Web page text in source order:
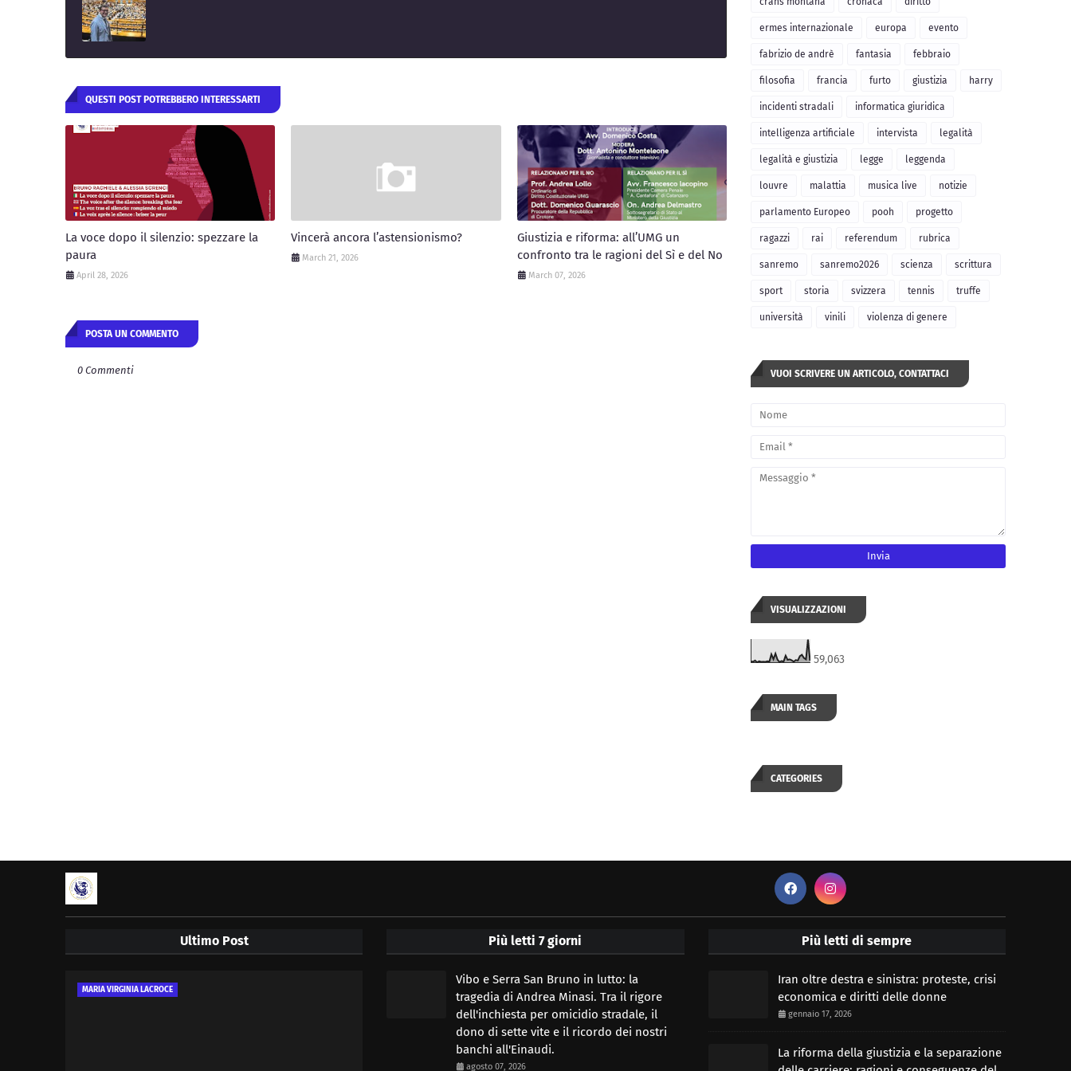
QUESTI POST POTREBBERO INTERESSARTI
La voce dopo il silenzio: spezzare la
paura
April 28, 2026
Vincerà ancora l’astensionismo?
March 21, 2026
Giustizia e riforma: all’UMG un
confronto tra le ragioni del Sì e del No
March 07, 2026
POSTA UN COMMENTO
0 Commenti
ermes internazionale europa evento
fabrizio de andrè fantasia febbraio
filosofia francia furto giustizia harry
incidenti stradali informatica giuridica
intelligenza artificiale intervista legalità
legalità e giustizia legge leggenda
louvre malattia musica live notizie
parlamento Europeo pooh progetto
ragazzi rai referendum rubrica
sanremo sanremo2026 scienza scrittura
sport storia svizzera tennis truffe
università vinili violenza di genere
VUOI SCRIVERE UN ARTICOLO, CONTATTACI
VISUALIZZAZIONI
59,063
MAIN TAGS
CATEGORIES
Ultimo Post
MARIA VIRGINIA LACROCE
Più letti 7 giorni
Vibo e Serra San Bruno in lutto: la
tragedia di Andrea Minasi. Tra il rigore
dell'inchiesta per omicidio stradale, il
dono di sette vite e il ricordo dei nostri
banchi all'Einaudi.
agosto 07, 2026
Più letti di sempre
Iran oltre destra e sinistra: proteste, crisi
economica e diritti delle donne
gennaio 17, 2026
La riforma della giustizia e la separazione